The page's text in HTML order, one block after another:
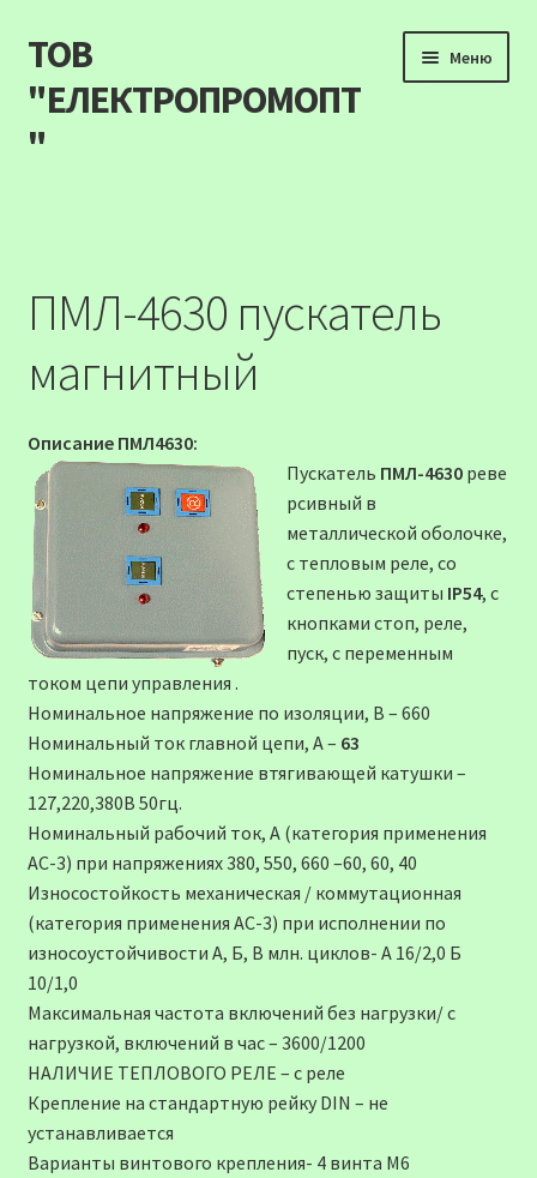
Перейти
до
навігації
Перейти
до
вмісту
ТОВ
"ЕЛЕКТРОПРОМОПТ
"
Меню
Прайс
Контакти
Про компанію
Карта сайту
ПМЛ-4630 пускатель
магнитный
Описание ПМЛ4630:
Пускатель ПМЛ-4630реве
рсивный в
металлической оболочке,
с тепловым реле, со
степенью защиты IP54, с
кнопками стоп, реле,
пуск, c переменным
током цепи управления .
Номинальное напряжение по изоляции, В – 660
Номинальный ток главной цепи, А – 63
Номинальное напряжение втягивающей катушки –
127,220,380В 50гц.
Номинальный рабочий ток, А (категория применения
АС-3) при напряжениях 380, 550, 660 –60, 60, 40
Износостойкость механическая / коммутационная
(категория применения АС-3) при исполнении по
износоустойчивости А, Б, В млн. циклов- А 16/2,0 Б
10/1,0
Максимальная частота включений без нагрузки/ с
нагрузкой, включений в час – 3600/1200
НАЛИЧИЕ ТЕПЛОВОГО РЕЛЕ – c реле
Крепление на стандартную рейку DIN – не
устанавливается
Варианты винтового крепления- 4 винта М6